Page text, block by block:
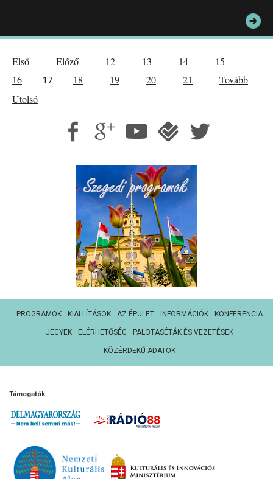
Első Előző 12 13 14
15
16
17 18 19 20 21
Tovább
Utolsó
PROGRAMOK KIÁLLÍTÁSOK AZ ÉPÜLET INFORMÁCIÓK KONFERENCIA
JEGYEK ELÉRHETŐSÉG PALOTASÉTÁK ÉS VEZETÉSEK
KÖZÉRDEKŰ ADATOK
Támogatók